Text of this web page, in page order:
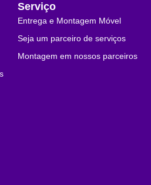
Serviço
Entrega e Montagem Móvel
Seja um parceiro de serviços
Montagem em nossos parceiros